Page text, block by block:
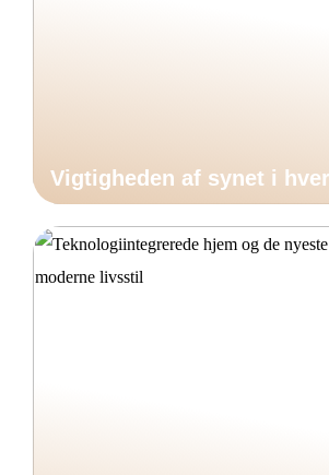
Vigtigheden af synet i